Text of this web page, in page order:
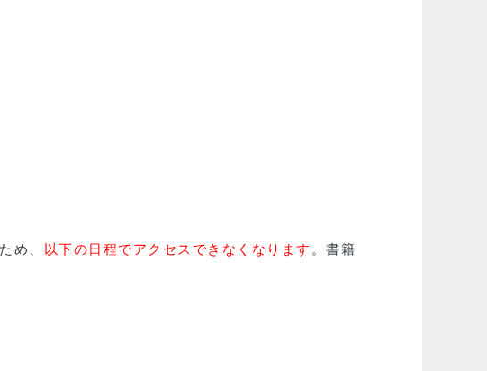
め、 以下の日程でアクセスできなくなります 。書籍